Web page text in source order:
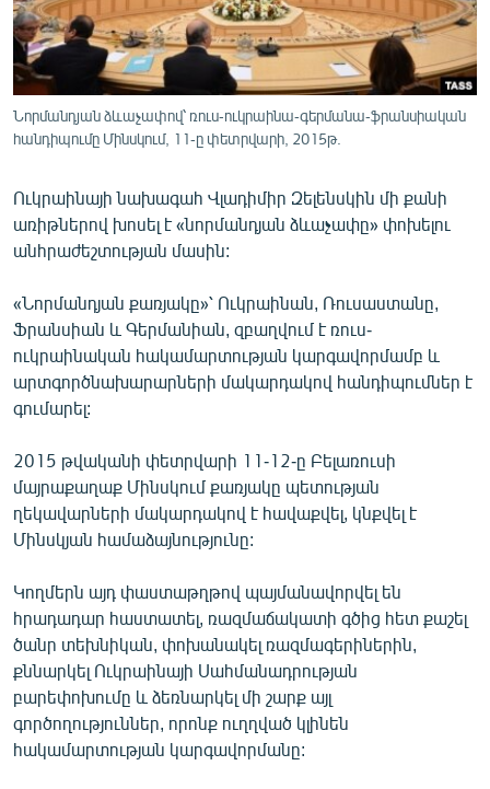
ՍՊՈՐՏ
ՄԵԿՆԱԲԱՆՈՒԹՅՈՒՆ
ՏՏ ԵՒ ԻՆՏԵՐՆԵՏ
ԿՈՐՈՆԱՎԻՐՈՒՍ
ՏԵՍԱՆՅՈՒԹԵՐ
ԲԱՆԱՎԵՃ
ՁԳՏԵԼՈՎ ԼԱՎԱԳՈՒՅՆԻՆ
ՓՈԴՔԱՍԹ
Հայերեն
Русский
ՀԵՏԵՎԵՔ ՄԵԶ
«Ազատության» բոլոր կայքերը
Նորմանդյան ձևաչափով՝ ռուս-ուկրաինա-գերմանա-ֆրանսիական
հանդիպումը Մինսկում, 11-ը փետրվարի, 2015թ.
Ուկրաինայի նախագահ Վլադիմիր Զելենսկին մի քանի
առիթներով խոսել է «նորմանդյան ձևաչափը» փոխելու
անհրաժեշտության մասին:
«Նորմանդյան քառյակը»՝ Ուկրաինան, Ռուսաստանը,
Ֆրանսիան և Գերմանիան, զբաղվում է ռուս-
ուկրաինական հակամարտության կարգավորմամբ և
արտգործնախարարների մակարդակով հանդիպումներ է
գումարել:
2015 թվականի փետրվարի 11-12-ը Բելառուսի
մայրաքաղաք Մինսկում քառյակը պետության
ղեկավարների մակարդակով է հավաքվել, կնքվել է
Մինսկյան համաձայնությունը:
Կողմերն այդ փաստաթղթով պայմանավորվել են
հրադադար հաստատել, ռազմաճակատի գծից հետ քաշել
ծանր տեխնիկան, փոխանակել ռազմագերիներին,
քննարկել Ուկրաինայի Սահմանադրության
բարեփոխումը և ձեռնարկել մի շարք այլ
գործողություններ, որոնք ուղղված կլինեն
հակամարտության կարգավորմանը: